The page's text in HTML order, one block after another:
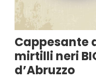
Cappesante
mirtilli neri
d’Abruzzo